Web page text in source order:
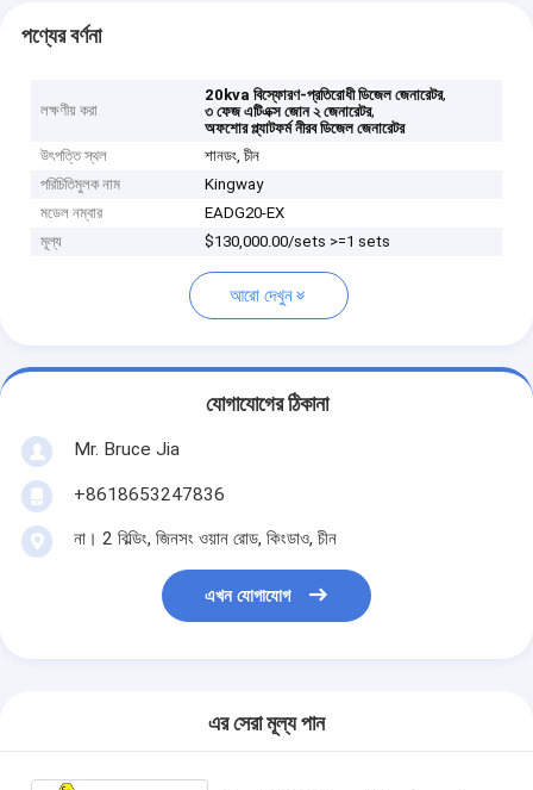
পণ্যের বর্ণনা
লক্ষণীয় করা
20kva বিস্ফোরণ-প্রতিরোধী ডিজেল জেনারেটর,
৩ ফেজ এটিএক্স জোন ২ জেনারেটর,
অফশোর প্ল্যাটফর্ম নীরব ডিজেল জেনারেটর
উৎপত্তি স্থল
শানডং, চীন
পরিচিতিমুলক নাম
Kingway
মডেল নম্বার
EADG20-EX
মূল্য
$130,000.00/sets >=1 sets
আরো দেখুন
যোগাযোগের ঠিকানা
Mr. Bruce Jia
+8618653247836
না। 2 বিল্ডিং, জিনসং ওয়ান রোড, কিংডাও, চীন
এখন যোগাযোগ
এর সেরা মূল্য পান